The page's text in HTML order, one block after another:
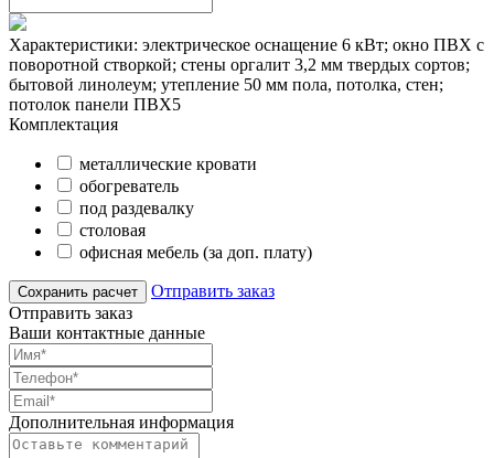
Характеристики: электрическое оснащение 6 кВт; окно ПВХ с
поворотной створкой; стены оргалит 3,2 мм твердых сортов;
бытовой линолеум; утепление 50 мм пола, потолка, стен;
потолок панели ПВХ5
Комплектация
металлические кровати
обогреватель
под раздевалку
столовая
офисная мебель (за доп. плату)
Отправить заказ
Отправить заказ
Ваши контактные данные
Дополнительная информация